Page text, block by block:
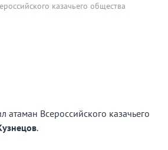
казачьего общества
атаман Всероссийского казачьего
.